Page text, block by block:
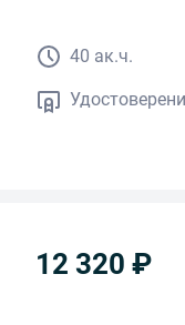
40 ак.ч.
12 320 ₽